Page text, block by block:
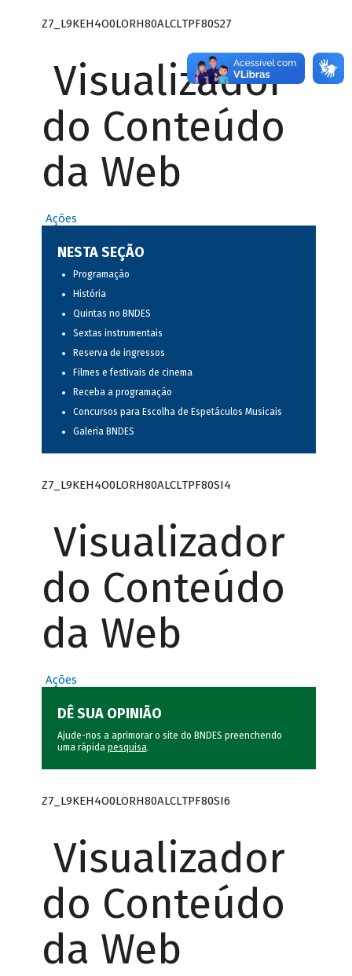
Z7_L9KEH4O0LORH80ALCLTPF80S27
Visualizador
do Conteúdo
da Web
Ações
NESTA SEÇÃO
Programação
História
Quintas no BNDES
Sextas instrumentais
Reserva de ingressos
Filmes e festivais de cinema
Receba a programação
Concursos para Escolha de Espetáculos Musicais
Galeria BNDES
Z7_L9KEH4O0LORH80ALCLTPF80SI4
Visualizador
do Conteúdo
da Web
Ações
DÊ SUA OPINIÃO
Ajude-nos a aprimorar o site do BNDES preenchendo
uma rápida pesquisa.
Z7_L9KEH4O0LORH80ALCLTPF80SI6
Visualizador
do Conteúdo
da Web